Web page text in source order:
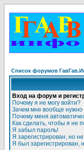
Список форумов
Вход на форум и
Почему я не могу войти?
Зачем мне вообще нужно
Почему меня
Как сделать, чтобы я не
Я забыл пароль!
Я зарегистрирован, но
Я был зарегистрирован,